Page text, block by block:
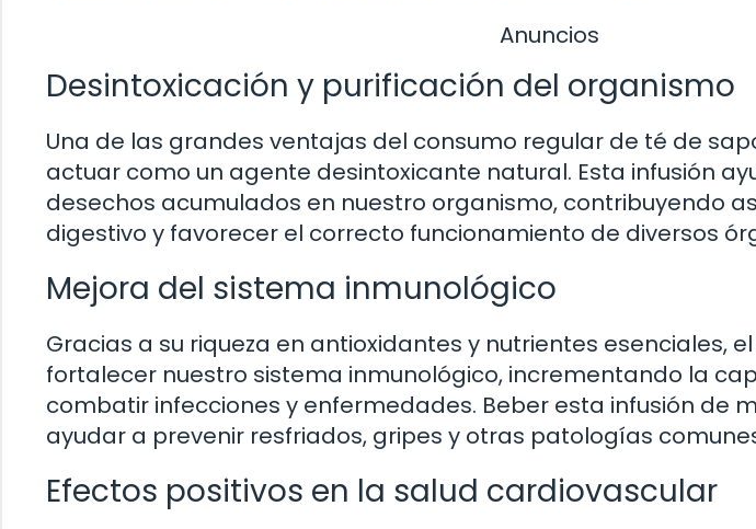
Anuncios
Desintoxicación y purificación del organismo
Una de las grandes ventajas del consumo regular de té de
actuar como un agente desintoxicante natural. Esta infusión
desechos acumulados en nuestro organismo, contribuyendo
digestivo y favorecer el correcto funcionamiento de diversos
Mejora del sistema inmunológico
Gracias a su riqueza en antioxidantes y nutrientes esenciales,
fortalecer nuestro sistema inmunológico, incrementando la
combatir infecciones y enfermedades. Beber esta infusión de
ayudar a prevenir resfriados, gripes y otras patologías
Efectos positivos en la salud cardiovascular